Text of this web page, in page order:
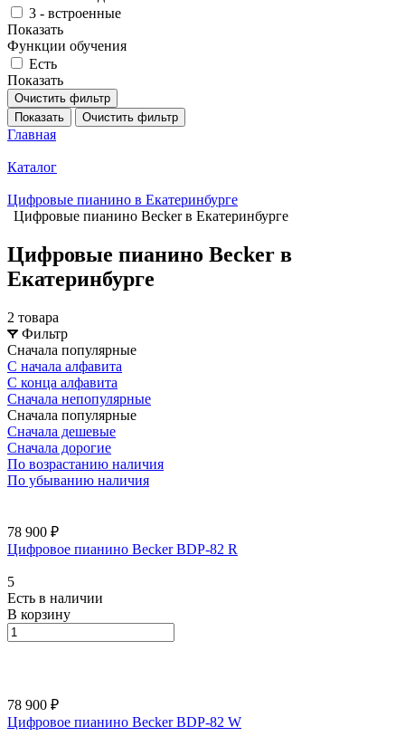
3 - встроенные
Показать
Функции обучения
Есть
Показать
Очистить фильтр
Показать
Очистить фильтр
Главная
Каталог
Цифровые пианино в Екатеринбурге
Цифровые пианино Becker в Екатеринбурге
Цифровые пианино Becker в
Екатеринбурге
2 товара
Фильтр
Сначала популярные
С начала алфавита
С конца алфавита
Сначала непопулярные
Сначала популярные
Сначала дешевые
Сначала дорогие
По возрастанию наличия
По убыванию наличия
78 900 ₽
Цифровое пианино Becker BDP-82 R
5
Есть в наличии
В корзину
78 900 ₽
Цифровое пианино Becker BDP-82 W